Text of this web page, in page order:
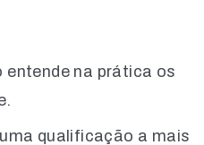
entende na prática os
qualificação a mais